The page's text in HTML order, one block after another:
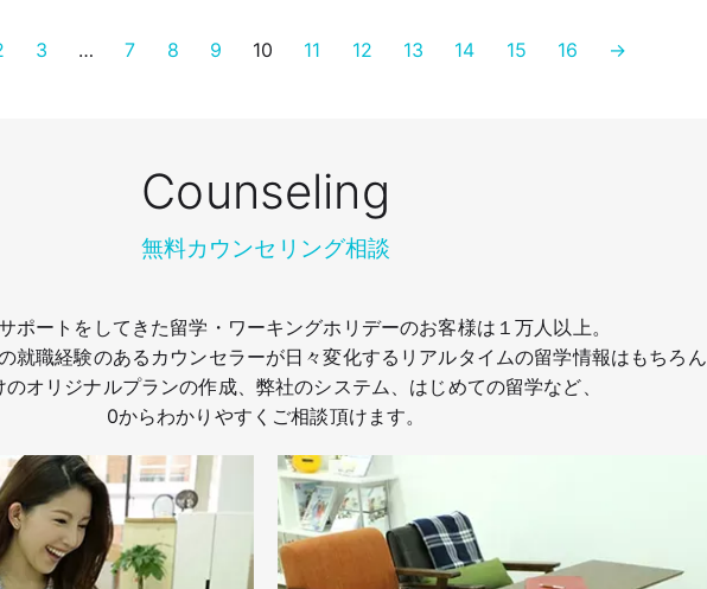
3 … 7 8 9 10 11 12 13 14 15 16 →
Counseling
無料カウンセリング相談
ポートをしてきた留学・ワーキングホリデーのお客様は１万人以上。
就職経験のあるカウンセラーが日々変化するリアルタイムの留学情報はもちろん
のオリジナルプランの作成、弊社のシステム、はじめての留学など、
0からわかりやすくご相談頂けます。